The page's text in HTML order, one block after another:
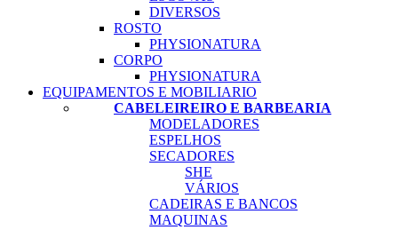
DIVERSOS
ROSTO
PHYSIONATURA
CORPO
PHYSIONATURA
EQUIPAMENTOS E MOBILIARIO
CABELEIREIRO E BARBEARIA
MODELADORES
ESPELHOS
SECADORES
SHE
VÁRIOS
CADEIRAS E BANCOS
MAQUINAS